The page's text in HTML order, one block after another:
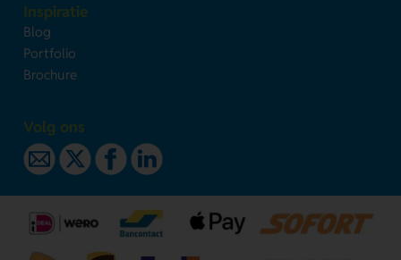
Inspiratie
Blog
Portfolio
Brochure
Volg ons